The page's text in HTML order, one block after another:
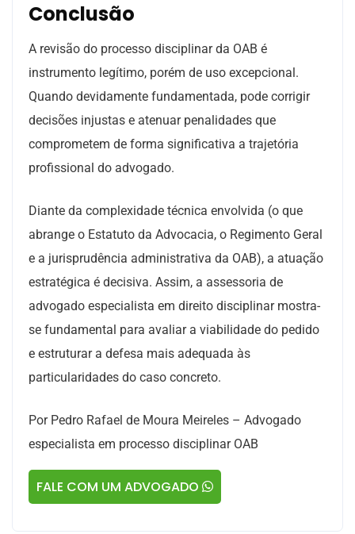
Conclusão
A revisão do processo disciplinar da OAB é
instrumento legítimo, porém de uso excepcional.
Quando devidamente fundamentada, pode corrigir
decisões injustas e atenuar penalidades que
comprometem de forma significativa a trajetória
profissional do advogado.
Diante da complexidade técnica envolvida (o que
abrange o Estatuto da Advocacia, o Regimento Geral
e a jurisprudência administrativa da OAB), a atuação
estratégica é decisiva. Assim, a assessoria de
advogado especialista em direito disciplinar mostra-
se fundamental para avaliar a viabilidade do pedido
e estruturar a defesa mais adequada às
particularidades do caso concreto.
Por Pedro Rafael de Moura Meireles – Advogado
especialista em processo disciplinar OAB
FALE COM UM ADVOGADO